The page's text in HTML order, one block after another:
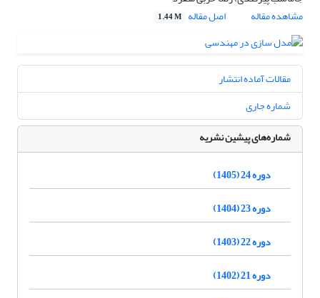
مشاهده مقاله
اصل مقاله 1.44 M
مقالات آماده انتشار
شماره جاری
شماره‌های پیشین نشریه
دوره 24 (1405)
دوره 23 (1404)
دوره 22 (1403)
دوره 21 (1402)